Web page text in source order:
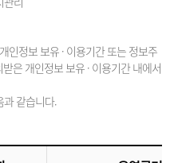
인정보 보유 · 이용기간 또는 정보주
은 개인정보 보유 · 이용기간 내에서
과 같습니다.